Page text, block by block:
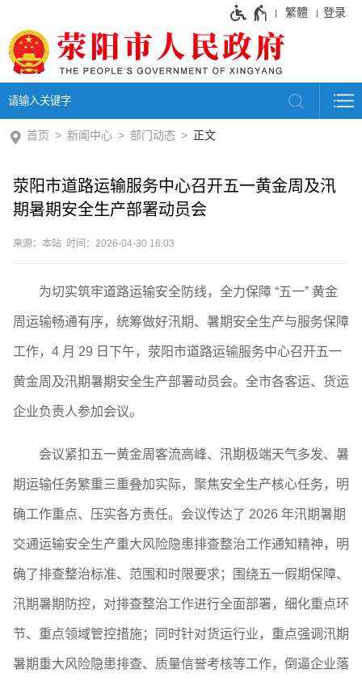
繁體 登录
首页 新闻中心 部门动态 正文
荥阳市道路运输服务中心召开五一黄金周及汛
期暑期安全生产部署动员会
来源：本站 时间：2026-04-30 16:03
为切实筑牢道路运输安全防线，全力保障 “五一” 黄金
周运输畅通有序，统筹做好汛期、暑期安全生产与服务保障
工作，4 月 29 日下午，荥阳市道路运输服务中心召开五一
黄金周及汛期暑期安全生产部署动员会。全市各客运、货运
企业负责人参加会议。
会议紧扣五一黄金周客流高峰、汛期极端天气多发、暑
期运输任务繁重三重叠加实际，聚焦安全生产核心任务，明
确工作重点、压实各方责任。会议传达了 2026 年汛期暑期
交通运输安全生产重大风险隐患排查整治工作通知精神，明
确了排查整治标准、范围和时限要求；围绕五一假期保障、
汛期暑期防控，对排查整治工作进行全面部署，细化重点环
节、重点领域管控措施；同时针对货运行业，重点强调汛期
暑期重大风险隐患排查、质量信誉考核等工作，倒逼企业落